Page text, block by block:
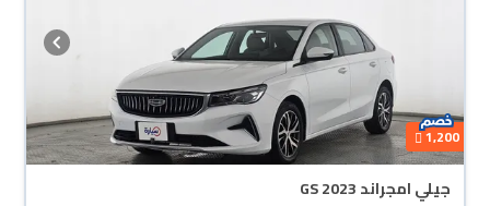
1,200
جيلي امجراند GS 2023